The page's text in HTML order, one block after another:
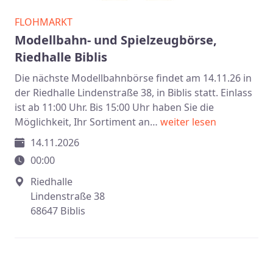
FLOHMARKT
Modellbahn- und Spielzeugbörse,
Riedhalle Biblis
Die nächste Modellbahnbörse findet am 14.11.26 in
der Riedhalle Lindenstraße 38, in Biblis statt. Einlass
ist ab 11:00 Uhr. Bis 15:00 Uhr haben Sie die
Möglichkeit, Ihr Sortiment an… weiter lesen
14.11.2026
00:00
Riedhalle
Lindenstraße 38
68647 Biblis